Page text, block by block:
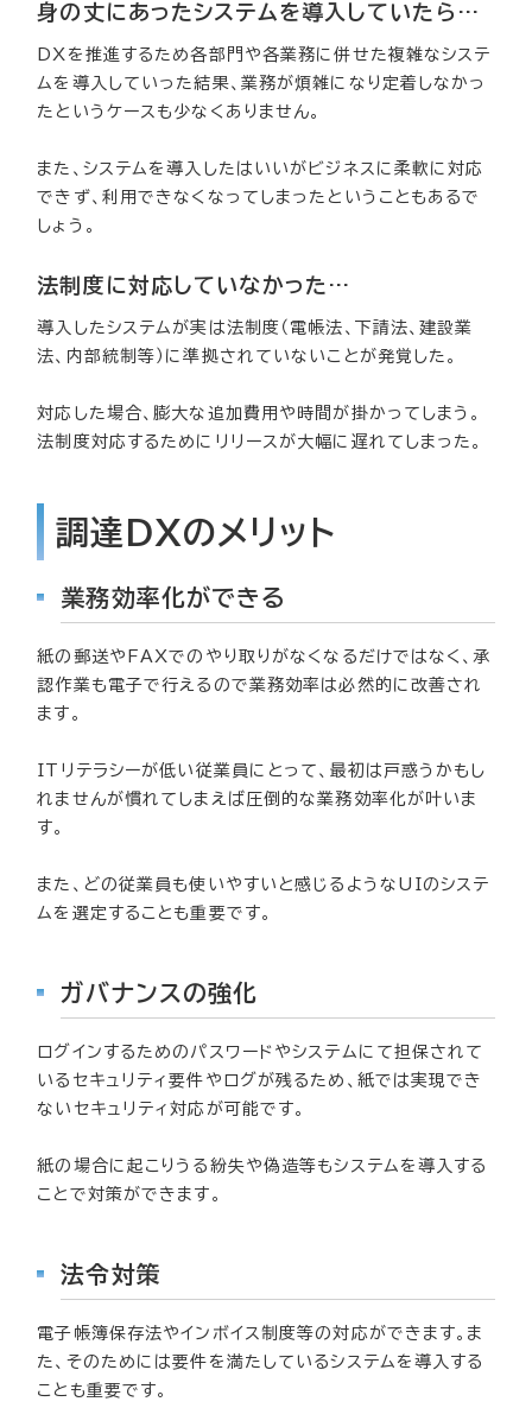
身の丈にあったシステムを導入していたら…
DXを推進するため各部門や各業務に併せた複雑なシステ
ムを導入していった結果、業務が煩雑になり定着しなかっ
たというケースも少なくありません。
また、システムを導入したはいいがビジネスに柔軟に対応
できず、利用できなくなってしまったということもあるで
しょう。
法制度に対応していなかった…
導入したシステムが実は法制度（電帳法、下請法、建設業
法、内部統制等）に準拠されていないことが発覚した。
対応した場合、膨大な追加費用や時間が掛かってしまう。
法制度対応するためにリリースが大幅に遅れてしまった。
調達DXのメリット
業務効率化ができる
紙の郵送やFAXでのやり取りがなくなるだけではなく、承
認作業も電子で行えるので業務効率は必然的に改善され
ます。
ITリテラシーが低い従業員にとって、最初は戸惑うかもし
れませんが慣れてしまえば圧倒的な業務効率化が叶いま
す。
また、どの従業員も使いやすいと感じるようなUIのシステ
ムを選定することも重要です。
ガバナンスの強化
ログインするためのパスワードやシステムにて担保されて
いるセキュリティ要件やログが残るため、紙では実現でき
ないセキュリティ対応が可能です。
紙の場合に起こりうる紛失や偽造等もシステムを導入する
ことで対策ができます。
法令対策
電子帳簿保存法やインボイス制度等の対応ができます。ま
た、そのためには要件を満たしているシステムを導入する
ことも重要です。